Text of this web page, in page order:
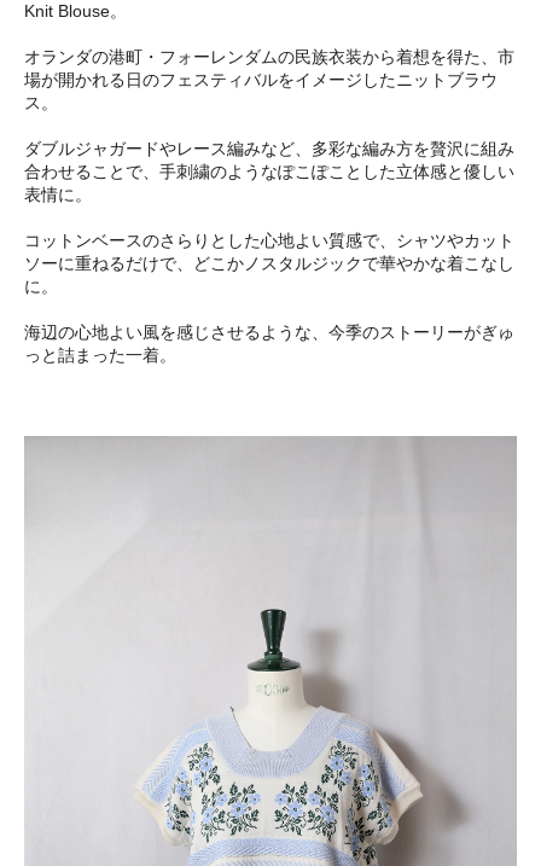
Knit Blouse。
オランダの港町・フォーレンダムの民族衣装から着想を得た、市
場が開かれる日のフェスティバルをイメージしたニットブラウ
ス。
ダブルジャガードやレース編みなど、多彩な編み方を贅沢に組み
合わせることで、手刺繍のようなぽこぽことした立体感と優しい
表情に。
コットンベースのさらりとした心地よい質感で、シャツやカット
ソーに重ねるだけで、どこかノスタルジックで華やかな着こなし
に。
海辺の心地よい風を感じさせるような、今季のストーリーがぎゅ
っと詰まった一着。